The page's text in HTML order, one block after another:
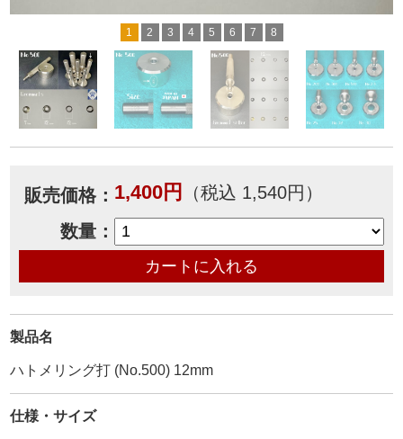
1 2 3 4 5 6 7 8
販売価格： 1,400円
（税込 1,540円）
数量：
製品名
ハトメリング打 (No.500) 12mm
仕様・サイズ